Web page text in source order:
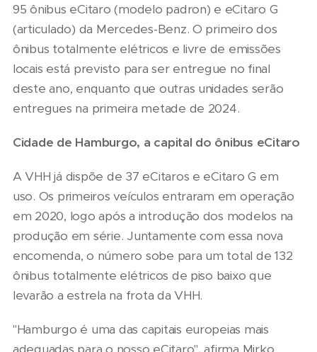
95 ônibus eCitaro (modelo padron) e eCitaro G
(articulado) da Mercedes-Benz. O primeiro dos
ônibus totalmente elétricos e livre de emissões
locais está previsto para ser entregue no final
deste ano, enquanto que outras unidades serão
entregues na primeira metade de 2024.
Cidade de Hamburgo, a capital do ônibus eCitaro
A VHH já dispõe de 37 eCitaros e eCitaro G em
uso. Os primeiros veículos entraram em operação
em 2020, logo após a introdução dos modelos na
produção em série. Juntamente com essa nova
encomenda, o número sobe para um total de 132
ônibus totalmente elétricos de piso baixo que
levarão a estrela na frota da VHH.
"Hamburgo é uma das capitais europeias mais